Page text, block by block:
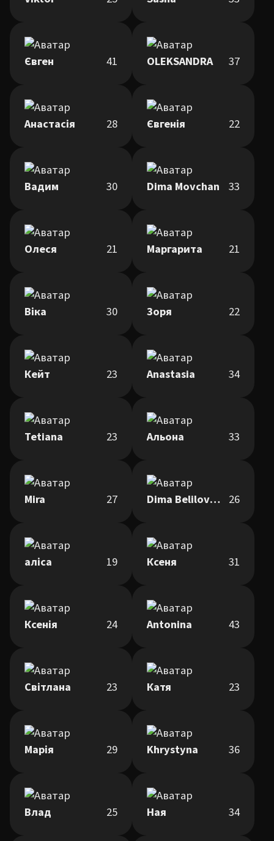
Євген 41 OLEKSANDRA 37
Анастасія 28 Євгенія 22
Вадим 30 Dima Movchan 33
Олеся 21 Маргарита 21
Віка 30 Зоря 22
Кейт 23 Anastasia 34
Tetiana 23 Альона 33
Mira 27 Dima Belilovskiy 26
аліса 19 Ксеня 31
Ксенія 24 Antonina 43
Світлана 23 Катя 23
Марія 29 Khrystyna 36
Влад 25 Ная 34